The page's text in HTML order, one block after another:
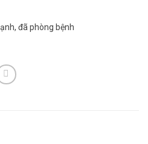
đã phòng bệnh